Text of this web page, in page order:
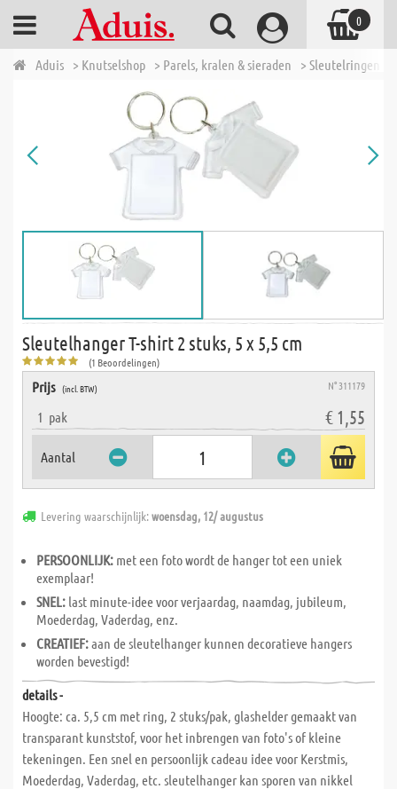
Aduis > Knutselshop > Parels, kralen & sieraden > Sleutelringen
Sleutelhanger T-shirt 2 stuks, 5 x 5,5 cm
(1 Beoordelingen)
Prijs (incl. BTW) N° 311179
1 pak € 1,55
Aantal
Levering waarschijnlijk:woensdag, 12/ augustus
PERSOONLIJK: met een foto wordt de hanger tot een uniek
exemplaar!
SNEL: last minute-idee voor verjaardag, naamdag, jubileum,
Moederdag, Vaderdag, enz.
CREATIEF:aan de sleutelhanger kunnen decoratieve hangers
worden bevestigd!
details -
Hoogte: ca. 5,5 cm met ring, 2 stuks/pak, glashelder gemaakt van
transparant kunststof, voor het inbrengen van foto's of kleine
tekeningen. Een snel en persoonlijk cadeau idee voor Kerstmis,
Moederdag, Vaderdag, etc. sleutelhanger kan sporen van nikkel
0